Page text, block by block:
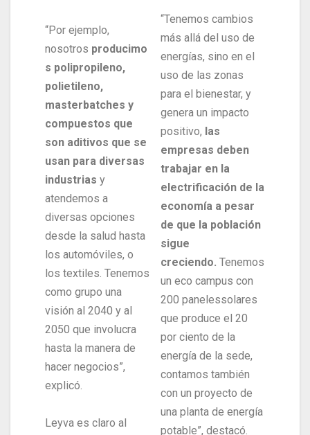
“Por ejemplo,
nosotros producimo
s polipropileno,
polietileno,
masterbatches y
compuestos que
son aditivos que se
usan para diversas
industrias y
atendemos a
diversas opciones
desde la salud hasta
los automóviles, o
los textiles. Tenemos
como grupo una
visión al 2040 y al
2050 que involucra
hasta la manera de
hacer negocios”,
explicó.
Leyva es claro al
“Tenemos cambios
más allá del uso de
energías, sino en el
uso de las zonas
para el bienestar, y
genera un impacto
positivo, las
empresas deben
trabajar en la
electrificación de la
economía a pesar
de que la población
sigue
creciendo. Tenemos
un eco campus con
200 panelessolares
que produce el 20
por ciento de la
energía de la sede,
contamos también
con un proyecto de
una planta de energía
potable”, destacó.